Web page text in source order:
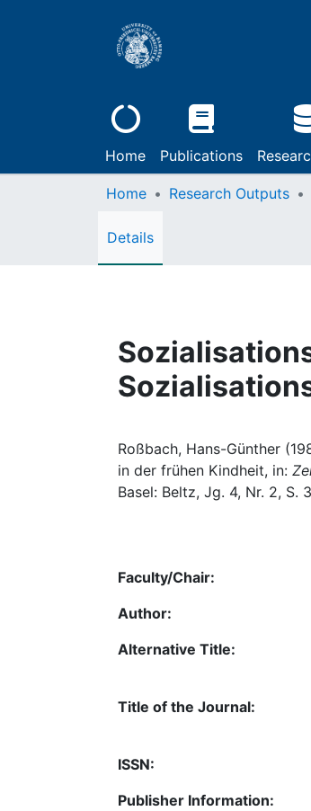
Home Publications
Home Research Outputs
Details
Roßbach, Hans-Günther
in der frühen Kindheit, in:
Basel: Beltz, Jg. 4, Nr. 2, S.
Faculty/Chair:
Author:
Alternative Title:
Title of the Journal:
ISSN:
Publisher Information: